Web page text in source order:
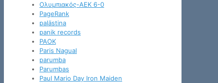
Oλυμπιακός-ΑΕΚ 6-0
PageRank
palästina
panik records
PAOK
Paris Nagual
parumba
Parumbas
Paul Mario Day Iron Maiden